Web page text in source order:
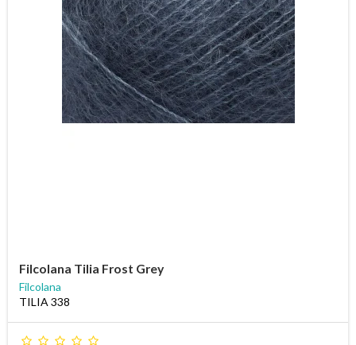
Filcolana Tilia Frost Grey
Filcolana
TILIA 338